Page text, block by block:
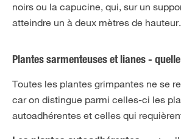
noirs ou la capucine, qui, sur un
atteindre un à deux mètres de hauteur.
Plantes sarmenteuses et lianes -
Toutes les plantes grimpantes ne se
car on distingue parmi celles-ci les
autoadhérentes et celles qui